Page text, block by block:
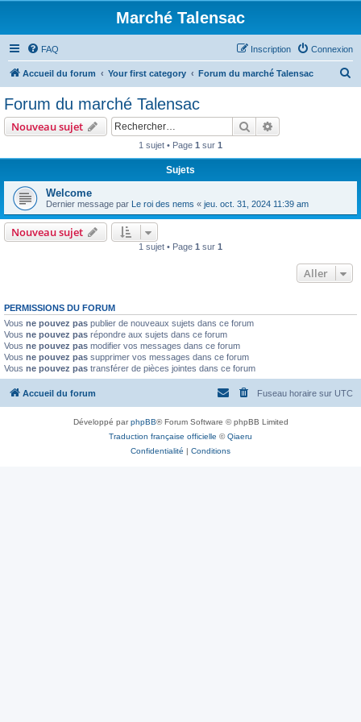
Marché Talensac
FAQ Connexion
Inscription
Accueil du forum Your first category Forum du marché Talensac
Forum du marché Talensac
Nouveau sujet Rechercher
1 sujet • Page 1 sur 1
Sujets
Welcome
Dernier message par Le roi des nems « jeu. oct. 31, 2024 11:39 am
Nouveau sujet
1 sujet • Page 1 sur 1
Aller
PERMISSIONS DU FORUM
Vous ne pouvez pas publier de nouveaux sujets dans ce forum
Vous ne pouvez pas répondre aux sujets dans ce forum
Vous ne pouvez pas modifier vos messages dans ce forum
Vous ne pouvez pas supprimer vos messages dans ce forum
Vous ne pouvez pas transférer de pièces jointes dans ce forum
Accueil du forum Fuseau horaire sur UTC
Développé parphpBB® Forum Software © phpBB Limited
Traduction française officielle ©Qiaeru
Confidentialité | Conditions